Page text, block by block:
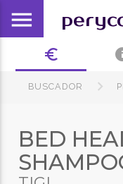
menu
euro_symbol
BUSCADOR
BED